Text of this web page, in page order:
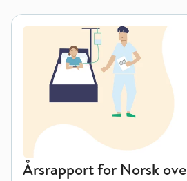
Årsrapport for Norsk